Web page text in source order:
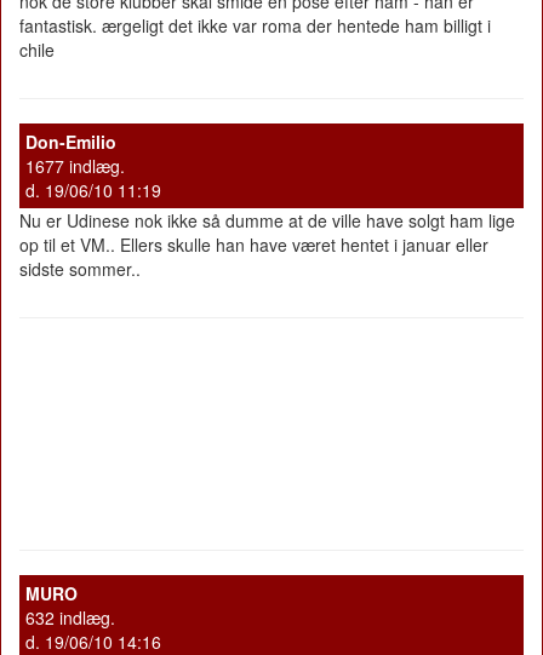
fantastisk. ærgeligt det ikke var roma der hentede ham billigt i
chile
Don-Emilio
1677 indlæg.
d. 19/06/10 11:19
Nu er Udinese nok ikke så dumme at de ville have solgt ham lige
op til et VM.. Ellers skulle han have været hentet i januar eller
sidste sommer..
MURO
632 indlæg.
d. 19/06/10 14:16